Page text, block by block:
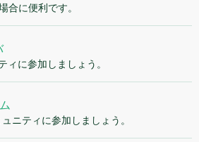
合に便利です。
ィに参加しましょう。
ニティに参加しましょう。